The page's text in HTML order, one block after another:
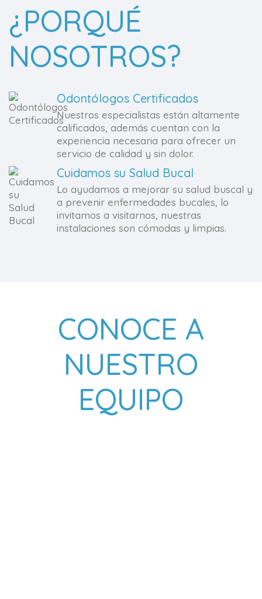
¿PORQUÉ
NOSOTROS?
Odontólogos Certificados
Nuestros especialistas están altamente
calificados, además cuentan con la
experiencia necesaria para ofrecer un
servicio de calidad y sin dolor.
Cuidamos su Salud Bucal
Lo ayudamos a mejorar su salud buscal y
a prevenir enfermedades bucales, lo
invitamos a visitarnos, nuestras
instalaciones son cómodas y limpias.
CONOCE A
NUESTRO
EQUIPO